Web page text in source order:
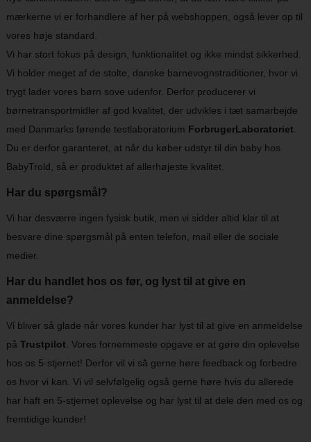
mærkerne vi er forhandlere af her på webshoppen, også lever op til
vores høje standard.
Vi har stort fokus på design, funktionalitet og ikke mindst sikkerhed.
Vi holder meget af de stolte, danske barnevognstraditioner, hvor vi
trygt lader vores børn sove udenfor. Derfor producerer vi
børnetransportmidler af god kvalitet, der udvikles i tæt samarbejde
med Danmarks førende testlaboratorium ForbrugerLaboratoriet.
Du er derfor garanteret, at når du køber udstyr til din baby hos
BabyTrold, så er produktet af allerhøjeste kvalitet.
Har du spørgsmål?
Vi har desværre ingen fysisk butik, men vi sidder altid klar til at
besvare dine spørgsmål på enten telefon, mail eller de sociale
medier.
Har du handlet hos os før, og lyst til at give en
anmeldelse?
Vi bliver så glade når vores kunder har lyst til at give en anmeldelse
på Trustpilot. Vores fornemmeste opgave er at gøre din oplevelse
hos os 5-stjernet! Derfor vil vi så gerne høre feedback og forbedre
os hvor vi kan. Vi vil selvfølgelig også gerne høre hvis du allerede
har haft en 5-stjernet oplevelse og har lyst til at dele den med os og
fremtidige kunder!